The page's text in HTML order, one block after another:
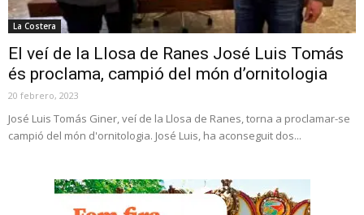
La Costera
El veí de la Llosa de Ranes José Luis Tomás
és proclama, campió del món d’ornitologia
20 febrero, 2023
José Luis Tomás Giner, veí de la Llosa de Ranes, torna a proclamar-se
campió del món d'ornitologia. José Luis, ha aconseguit dos...